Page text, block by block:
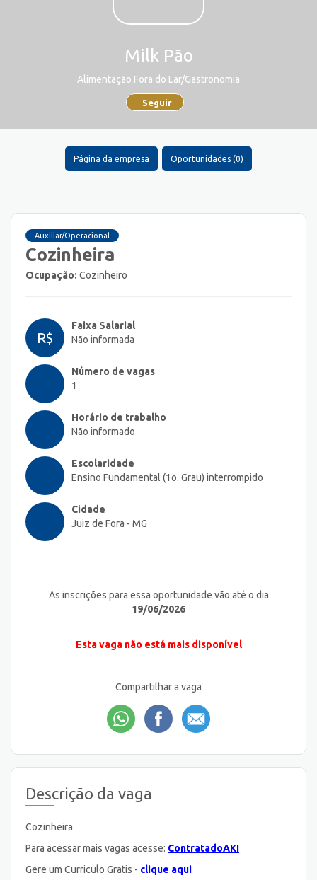
Milk Pão
Alimentação Fora do Lar/Gastronomia
Seguir
Página da empresa Oportunidades (0)
Auxiliar/Operacional
Cozinheira
Ocupação: Cozinheiro
R$
Faixa Salarial
Não informada
Número de vagas
1
Horário de trabalho
Não informado
Escolaridade
Ensino Fundamental (1o. Grau) interrompido
Cidade
Juiz de Fora - MG
As inscrições para essa oportunidade vão até o dia
19/06/2026
Esta vaga não está mais disponível
Compartilhar a vaga
Descrição da vaga
Cozinheira
Para acessar mais vagas acesse: ContratadoAKI
Gere um Curriculo Gratis - clique aqui